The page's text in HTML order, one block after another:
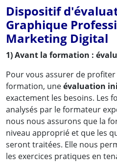
Dispositif
Graphique
Marketing Digital
1) Avant la formation :
Pour vous assurer de
formation, uneévaluation
exactement les besoins. Les
analysés par le formateur
nous nous assurons que la
niveau approprié et que les
seront traitées. Elle nous
les exercices pratiques en